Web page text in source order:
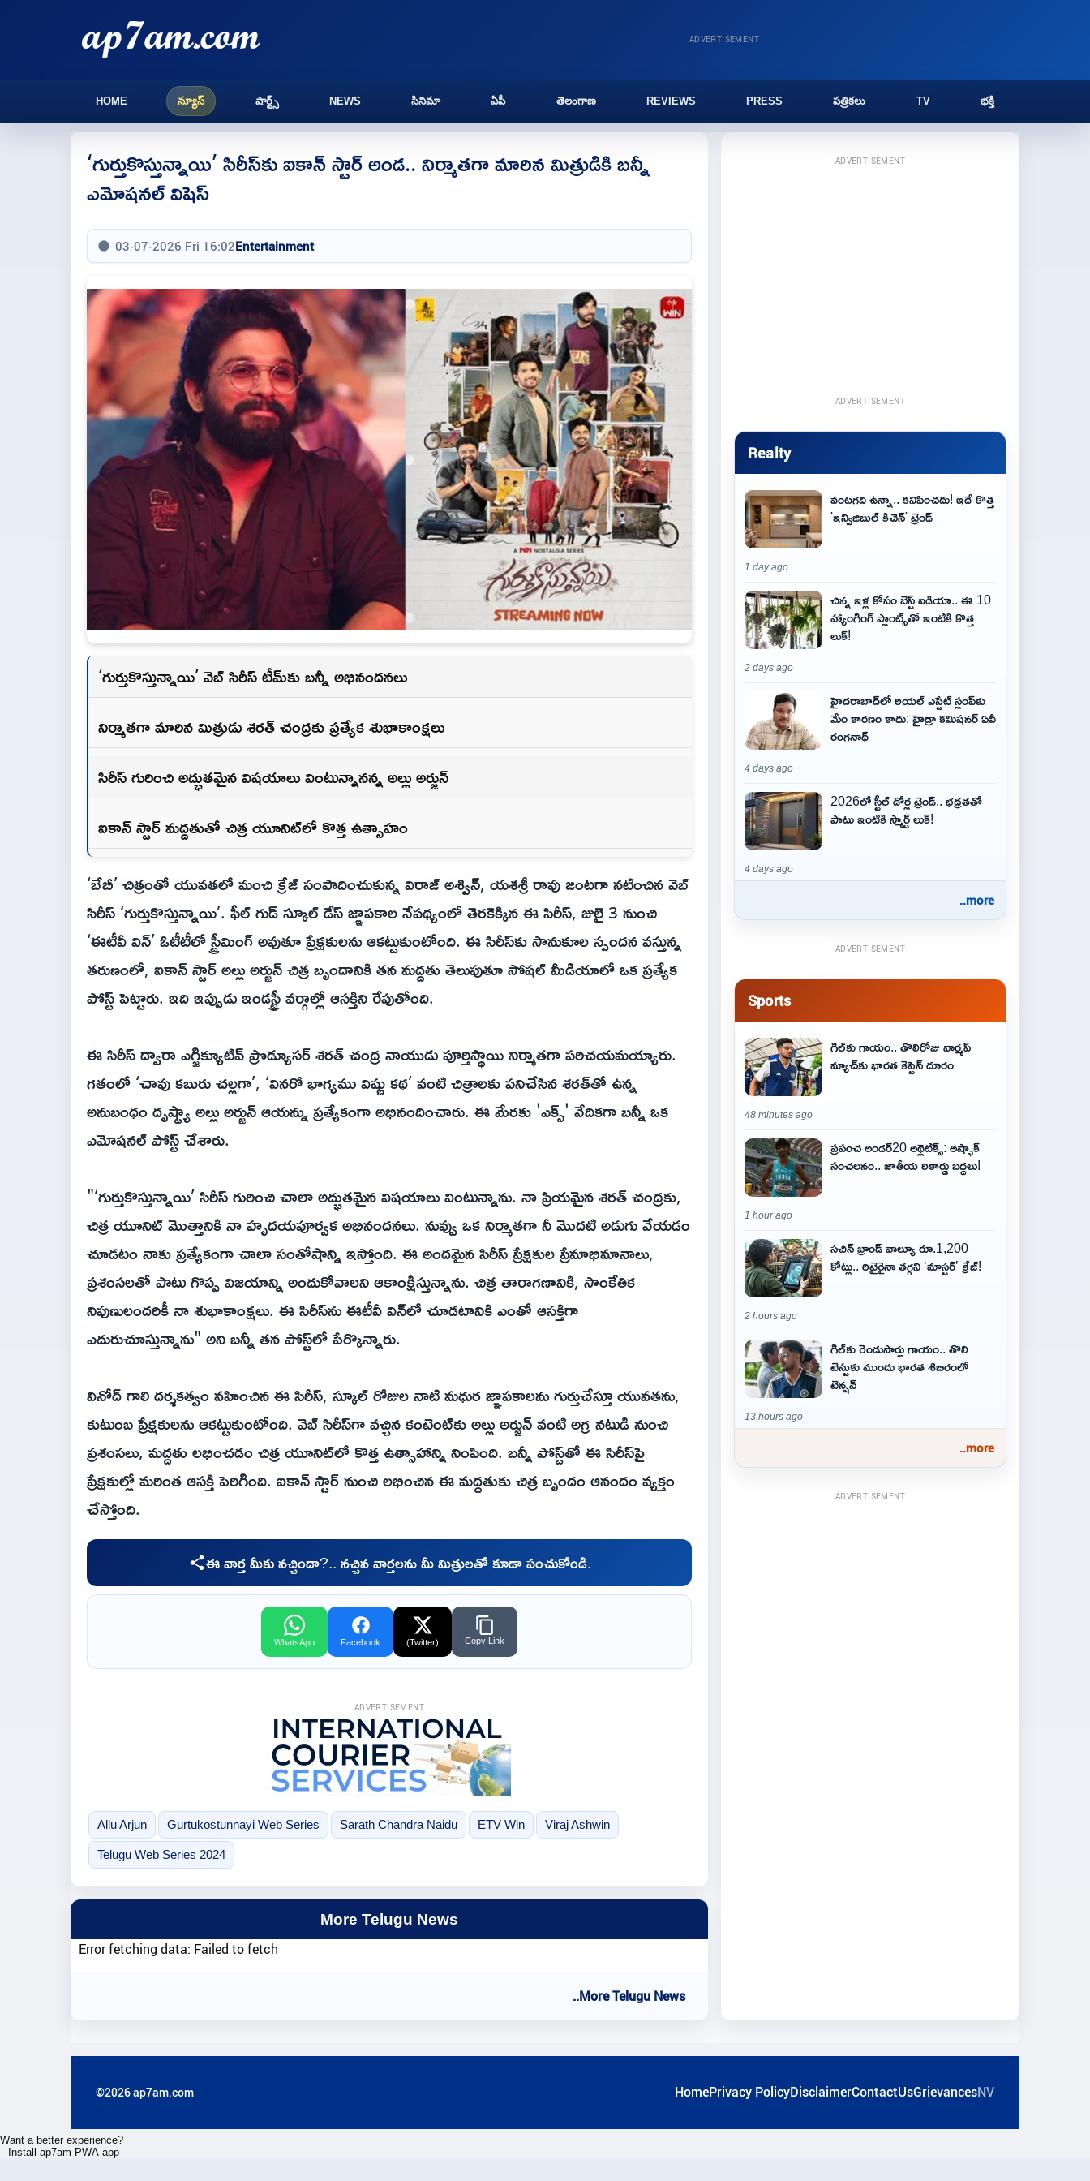
ADVERTISEMENT
HOME న్యూస్ షార్ట్స్ NEWS సినిమా ఏపీ తెలంగాణ REVIEWS PRESS పత్రికలు TV భక్తి
‘గుర్తుకొస్తున్నాయి’ సిరీస్‌కు ఐకాన్ స్టార్ అండ.. నిర్మాతగా మారిన మిత్రుడికి బన్నీ
ఎమోషనల్ విషెస్
03-07-2026 Fri 16:02Entertainment
‘గుర్తుకొస్తున్నాయి’ వెబ్ సిరీస్ టీమ్‌కు బ‌న్నీ అభినందనలు
నిర్మాతగా మారిన మిత్రుడు శరత్ చంద్రకు ప్రత్యేక శుభాకాంక్షలు
సిరీస్ గురించి అద్భుతమైన విషయాలు వింటున్నానన్న అల్లు అర్జున్
ఐకాన్ స్టార్ మద్దతుతో చిత్ర యూనిట్‌లో కొత్త ఉత్సాహం
‘బేబీ’ చిత్రంతో యువతలో మంచి క్రేజ్ సంపాదించుకున్న విరాజ్ అశ్విన్, యశశ్రీ రావు జంటగా నటించిన వెబ్
సిరీస్ ‘గుర్తుకొస్తున్నాయి’. ఫీల్ గుడ్ స్కూల్ డేస్ జ్ఞాపకాల నేపథ్యంలో తెరకెక్కిన ఈ సిరీస్, జులై 3 నుంచి
‘ఈటీవీ విన్’ ఓటీటీలో స్ట్రీమింగ్ అవుతూ ప్రేక్షకులను ఆకట్టుకుంటోంది. ఈ సిరీస్‌కు సానుకూల స్పందన వస్తున్న
తరుణంలో, ఐకాన్ స్టార్ అల్లు అర్జున్ చిత్ర బృందానికి తన మద్దతు తెలుపుతూ సోషల్ మీడియాలో ఒక ప్రత్యేక
పోస్ట్ పెట్టారు. ఇది ఇప్పుడు ఇండస్ట్రీ వర్గాల్లో ఆసక్తిని రేపుతోంది.
ఈ సిరీస్ ద్వారా ఎగ్జిక్యూటివ్ ప్రొడ్యూసర్ శరత్ చంద్ర నాయుడు పూర్తిస్థాయి నిర్మాతగా పరిచయమయ్యారు.
గతంలో ‘చావు కబురు చల్లగా’, ‘వినరో భాగ్యము విష్ణు కథ’ వంటి చిత్రాలకు పనిచేసిన శరత్‌తో ఉన్న
అనుబంధం దృష్ట్యా అల్లు అర్జున్ ఆయన్ను ప్రత్యేకంగా అభినందించారు. ఈ మేరకు 'ఎక్స్' వేదికగా బన్నీ ఒక
ఎమోషనల్ పోస్ట్ చేశారు.
"‘గుర్తుకొస్తున్నాయి’ సిరీస్ గురించి చాలా అద్భుతమైన విషయాలు వింటున్నాను. నా ప్రియమైన శరత్ చంద్రకు,
చిత్ర యూనిట్ మొత్తానికి నా హృదయపూర్వక అభినందనలు. నువ్వు ఒక నిర్మాతగా నీ మొదటి అడుగు వేయడం
చూడటం నాకు ప్రత్యేకంగా చాలా సంతోషాన్ని ఇస్తోంది. ఈ అందమైన సిరీస్ ప్రేక్షకుల ప్రేమాభిమానాలు,
ప్రశంసలతో పాటు గొప్ప విజయాన్ని అందుకోవాలని ఆకాంక్షిస్తున్నాను. చిత్ర తారాగణానికి, సాంకేతిక
నిపుణులందరికీ నా శుభాకాంక్షలు. ఈ సిరీస్‌ను ఈటీవీ విన్‌లో చూడటానికి ఎంతో ఆసక్తిగా
ఎదురుచూస్తున్నాను" అని బన్నీ తన పోస్ట్‌లో పేర్కొన్నారు.
వినోద్ గాలి దర్శకత్వం వహించిన ఈ సిరీస్, స్కూల్ రోజుల నాటి మధుర జ్ఞాపకాలను గుర్తుచేస్తూ యువతను,
కుటుంబ ప్రేక్షకులను ఆకట్టుకుంటోంది. వెబ్ సిరీస్‌గా వచ్చిన కంటెంట్‌కు అల్లు అర్జున్ వంటి అగ్ర నటుడి నుంచి
ప్రశంసలు, మద్దతు లభించడం చిత్ర యూనిట్‌లో కొత్త ఉత్సాహాన్ని నింపింది. బన్నీ పోస్ట్‌తో ఈ సిరీస్‌పై
ప్రేక్షకుల్లో మరింత ఆసక్తి పెరిగింది. ఐకాన్ స్టార్ నుంచి లభించిన ఈ మద్దతుకు చిత్ర బృందం ఆనందం వ్యక్తం
చేస్తోంది.
ఈ వార్త మీకు నచ్చిందా?.. నచ్చిన వార్తలను మీ మిత్రులతో కూడా పంచుకోండి.
WhatsApp Facebook (Twitter) Copy Link
ADVERTISEMENT
Allu Arjun Gurtukostunnayi Web Series Sarath Chandra Naidu ETV Win Viraj Ashwin
Telugu Web Series 2024
More Telugu News
Error fetching data: Failed to fetch
..More Telugu News
ADVERTISEMENT
ADVERTISEMENT
Realty
వంటగది ఉన్నా.. కనిపించదు! ఇదే కొత్త
'ఇన్విజిబుల్ కిచెన్' ట్రెండ్
1 day ago
చిన్న ఇళ్ల కోసం బెస్ట్ ఐడియా.. ఈ 10
హ్యాంగింగ్ ప్లాంట్స్‌తో ఇంటికి కొత్త
లుక్!
2 days ago
హైదరాబాద్‌లో రియల్ ఎస్టేట్ స్లంప్‌కు
మేం కారణం కాదు: హైడ్రా కమిషనర్ ఏవీ
రంగనాథ్
4 days ago
2026లో స్టీల్ డోర్ల ట్రెండ్.. భద్రతతో
పాటు ఇంటికి స్మార్ట్ లుక్!
4 days ago
..more
ADVERTISEMENT
Sports
గిల్‌కు గాయం.. తొలిరోజు వార్మప్‌
మ్యాచ్‌కు భారత కెప్టెన్‌ దూరం
48 minutes ago
ప్రపంచ అండర్20 అథ్లెటిక్స్: అష్ఫాక్
సంచలనం.. జాతీయ రికార్డు బద్దలు!
1 hour ago
సచిన్ బ్రాండ్ వాల్యూ రూ.1,200
కోట్లు.. రిటైరైనా తగ్గని ‘మాస్టర్’ క్రేజ్!
2 hours ago
గిల్‌కు రెండుసార్లు గాయం.. తొలి
టెస్టుకు ముందు భారత శిబిరంలో
టెన్షన్
13 hours ago
..more
ADVERTISEMENT
©2026 ap7am.com HomePrivacy PolicyDisclaimerContactUsGrievancesNV
Want a better experience?
Install ap7am PWA app